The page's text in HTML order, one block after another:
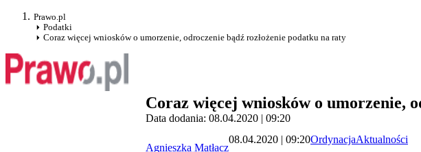
Prawo.pl
Podatki
Coraz więcej wniosków o umorzenie, odroczenie bądź rozłożenie podatku na raty
Coraz więcej wniosków o umorzenie,
Data dodania: 08.04.2020 | 09:20
Agnieszka Matłacz
08.04.2020 | 09:20OrdynacjaAktualności